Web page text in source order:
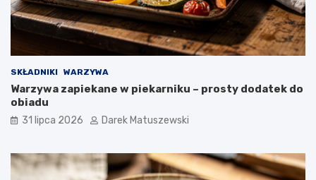
SKŁADNIKI WARZYWA
Warzywa zapiekane w piekarniku – prosty dodatek do
obiadu
31 lipca 2026 Darek Matuszewski